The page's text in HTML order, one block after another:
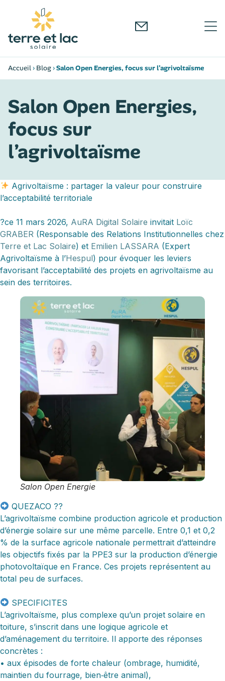
Accueil› Blog›Salon Open Energies, focus sur l’agrivoltaïsme
Salon Open Energies,
focus sur
l’agrivoltaïsme
Agrivoltaïsme : partager la valeur pour construire
l’acceptabilité territoriale
?ce 11 mars 2026, AuRA Digital Solaire invitait Loïc
GRABER (Responsable des Relations Institutionnelles chez
Terre et Lac Solaire) et Emilien LASSARA (Expert
Agrivoltaïsme à l’Hespul) pour évoquer les leviers
favorisant l’acceptabilité des projets en agrivoltaïsme au
sein des territoires.
Salon Open Energie
QUEZACO ??
L’agrivoltaïsme combine production agricole et production
d’énergie solaire sur une même parcelle. Entre 0,1 et 0,2
% de la surface agricole nationale permettrait d’atteindre
les objectifs fixés par la PPE3 sur la production d’énergie
photovoltaïque en France. Ces projets représentent au
total peu de surfaces.
SPECIFICITES
L’agrivoltaïsme, plus complexe qu’un projet solaire en
toiture, s’inscrit dans une logique agricole et
d’aménagement du territoire. Il apporte des réponses
concrètes :
• aux épisodes de forte chaleur (ombrage, humidité,
maintien du fourrage, bien‑être animal),